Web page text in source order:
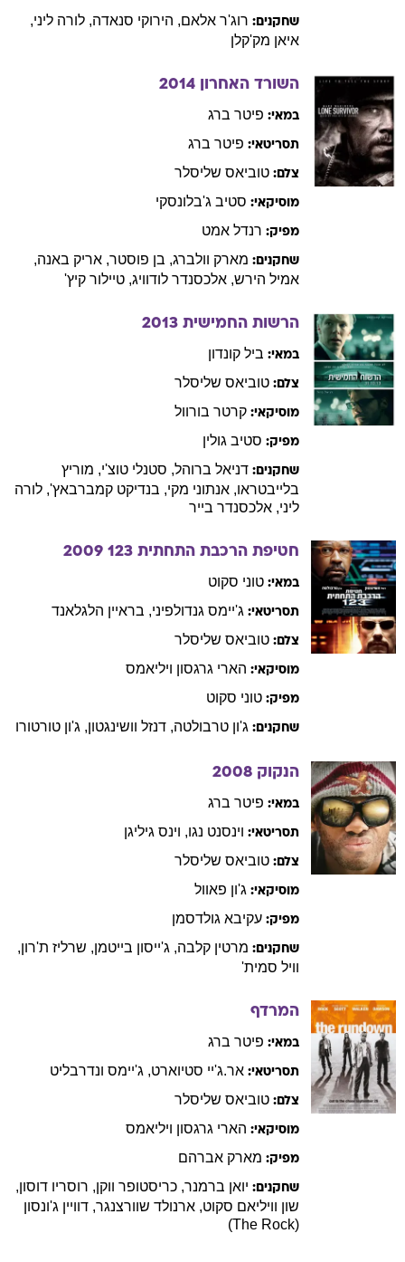
שחקנים: רוג'ר אלאם, הירוקי סנאדה, לורה ליני,
איאן מק'קלן
השורד האחרון 2014
במאי: פיטר ברג
תסריטאי: פיטר ברג
צלם: טוביאס שליסלר
מוסיקאי: סטיב ג'בלונסקי
מפיק: רנדל אמט
שחקנים: מארק וולברג, בן פוסטר, אריק באנה,
אמיל הירש, אלכסנדר לודוויג, טיילור קיץ'
הרשות החמישית 2013
במאי: ביל קונדון
צלם: טוביאס שליסלר
מוסיקאי: קרטר בורוול
מפיק: סטיב גולין
שחקנים: דניאל ברוהל, סטנלי טוצ'י, מוריץ
בלייבטראו, אנתוני מקי, בנדיקט קמברבאץ', לורה
ליני, אלכסנדר בייר
חטיפת הרכבת התחתית 123 2009
במאי: טוני סקוט
תסריטאי: ג'יימס גנדולפיני, בראיין הלגלאנד
צלם: טוביאס שליסלר
מוסיקאי: הארי גרגסון ויליאמס
מפיק: טוני סקוט
שחקנים: ג'ון טרבולטה, דנזל וושינגטון, ג'ון טורטורו
הנקוק 2008
במאי: פיטר ברג
תסריטאי: וינסנט נגו, וינס גיליגן
צלם: טוביאס שליסלר
מוסיקאי: ג'ון פאוול
מפיק: עקיבא גולדסמן
שחקנים: מרטין קלבה, ג'ייסון בייטמן, שרליז ת'רון,
וויל סמית'
המרדף
במאי: פיטר ברג
תסריטאי: אר.ג'יי סטיוארט, ג'יימס ונדרבליט
צלם: טוביאס שליסלר
מוסיקאי: הארי גרגסון ויליאמס
מפיק: מארק אברהם
שחקנים: יואן ברמנר, כריסטופר ווקן, רוסריו דוסון,
שון וויליאם סקוט, ארנולד שוורצנגר, דוויין ג'ונסון
(The Rock)